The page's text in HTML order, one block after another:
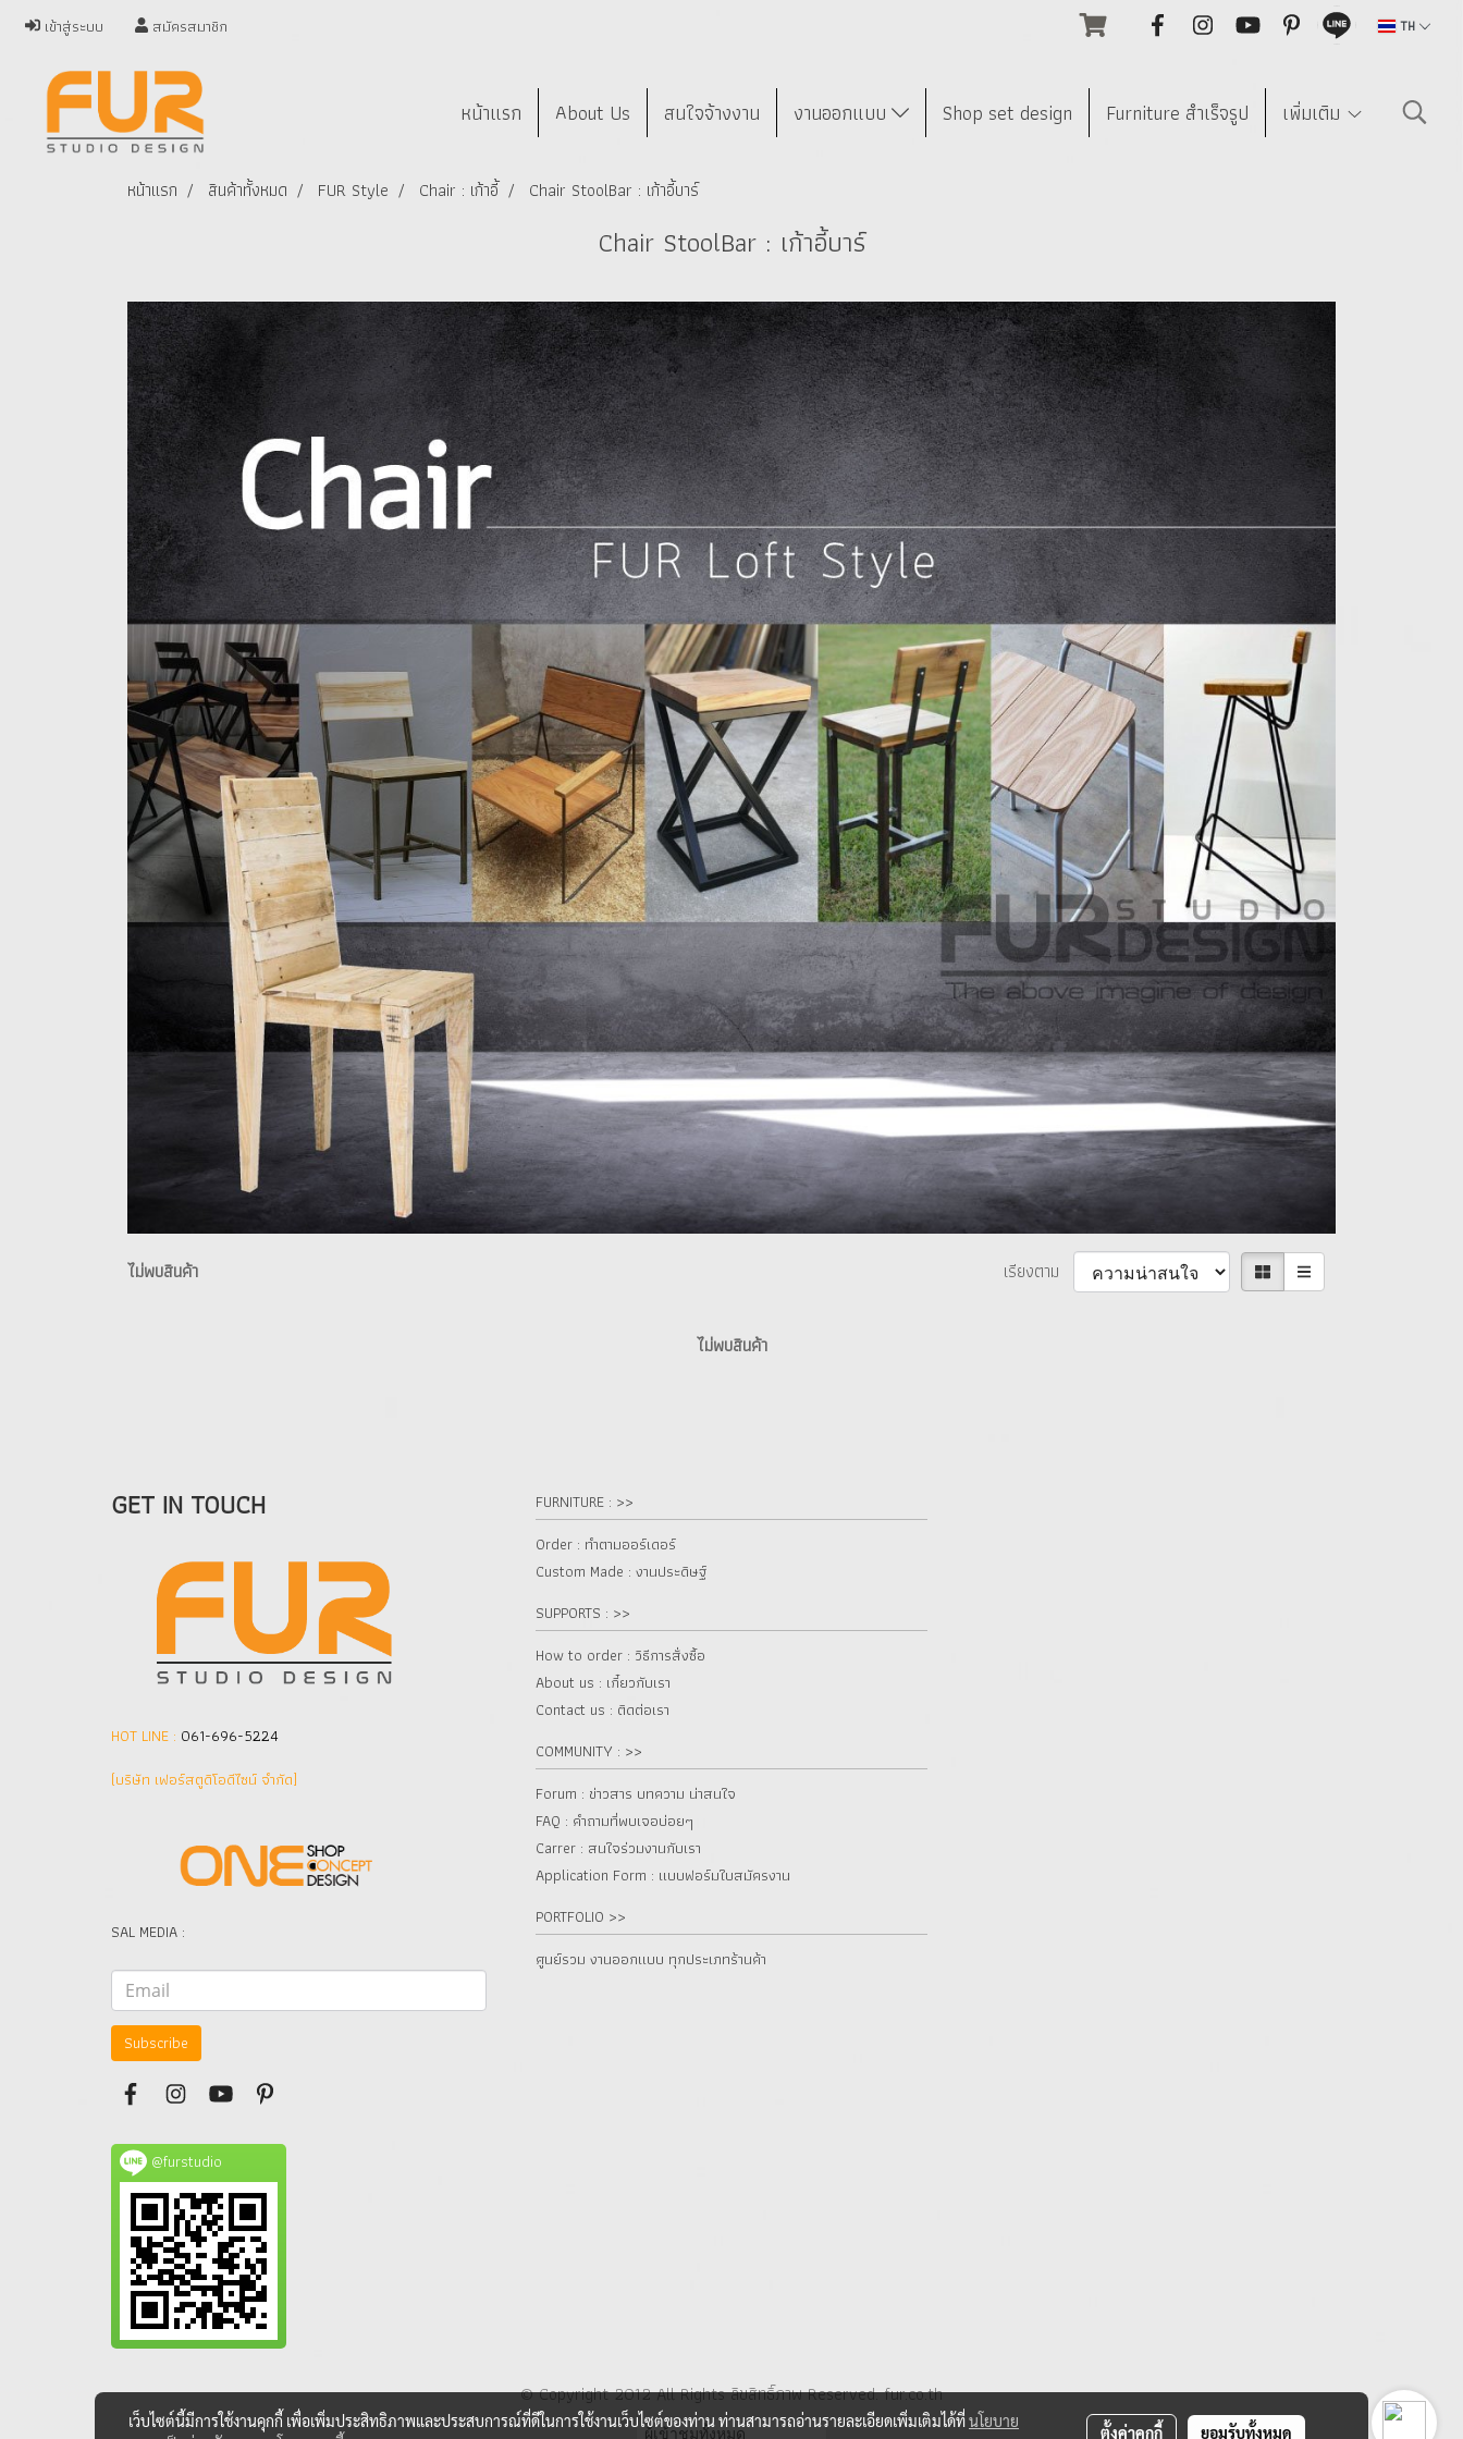
เข้าสู่ระบบ สมัครสมาชิก TH
หน้าแรก About Us สนใจจ้างงาน งานออกแบบ Shop set design Furniture สำเร็จรูป เพิ่มเติม
หน้าแรก สินค้าทั้งหมด FUR Style Chair : เก้าอี้ Chair StoolBar : เก้าอี้บาร์
Chair StoolBar : เก้าอี้บาร์
ไม่พบสินค้า เรียงตาม
ไม่พบสินค้า
GET IN TOUCH
HOT LINE : 061-696-5224
(บริษัท เฟอร์สตูดิโอดีไซน์ จำกัด]
SAL MEDIA :
Subscribe
@furstudio
FURNITURE : >>
Order : ทำตามออร์เดอร์
Custom Made : งานประดิษฐ์
SUPPORTS : >>
How to order : วิธีการสั่งซื้อ
About us : เกี๋ยวกับเรา
Contact us : ติดต่อเรา
COMMUNITY : >>
Forum : ข่าวสาร บทความ น่าสนใจ
FAQ : คำถามที่พบเจอบ่อยๆ
Carrer : สนใจร่วมงานกับเรา
Application Form : แบบฟอร์มใบสมัครงาน
PORTFOLIO >>
ศูนย์รวม งานออกแบบ ทุกประเภทร้านค้า
© Copyright 2012 All Rights ลิขสิทธิ์ภาพ Reserved. fur.co.th
ผู้เข้าชมวันนี้ 2,021
เว็บไซต์นี้มีการใช้งานคุกกี้ เพื่อเพิ่มประสิทธิภาพและประสบการณ์ที่ดีในการใช้งานเว็บไซต์ของท่าน ท่านสามารถอ่านรายละเอียดเพิ่มเติมได้ที่นโยบาย
ตั้งค่าคุกกี้ ยอมรับทั้งหมด